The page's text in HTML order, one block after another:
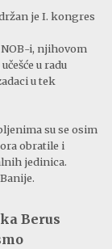
je I. kongres
i, njihovom
u radu
u tek
su se osim
obratile i
jedinica.
Berus